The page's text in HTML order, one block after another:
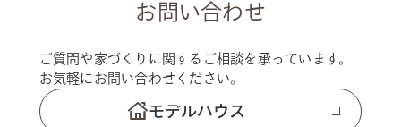
お問い合わせ
ご質問や家づくりに関するご相談を承っています。
お気軽にお問い合わせください。
モデルハウス